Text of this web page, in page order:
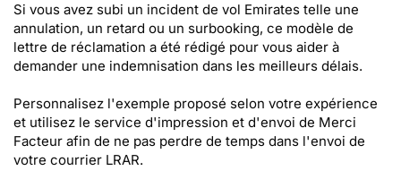
Si vous avez subi un incident de vol Emirates telle une
annulation, un retard ou un surbooking, ce modèle de
lettre de réclamation a été rédigé pour vous aider à
demander une indemnisation dans les meilleurs délais.
Personnalisez l'exemple proposé selon votre expérience
et utilisez le service d'impression et d'envoi de Merci
Facteur afin de ne pas perdre de temps dans l'envoi de
votre courrier LRAR.